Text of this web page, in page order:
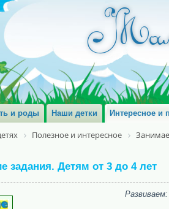
и роды Наши детки Интересное и
Полезное и интересное
задания. Детям от 3 до 4 лет